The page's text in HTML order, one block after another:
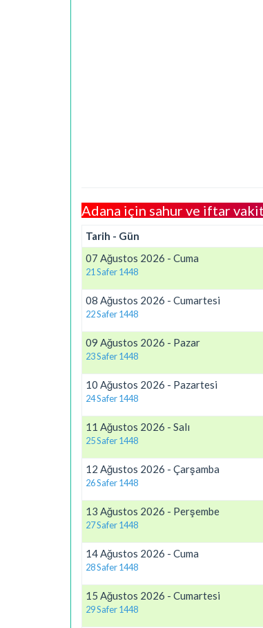
Adana için sahur ve iftar
Tarih - Gün
07 Ağustos 2026 - Cuma
21 Safer 1448
08 Ağustos 2026 - Cumartesi
22 Safer 1448
09 Ağustos 2026 - Pazar
23 Safer 1448
10 Ağustos 2026 - Pazartesi
24 Safer 1448
11 Ağustos 2026 - Salı
25 Safer 1448
12 Ağustos 2026 - Çarşamba
26 Safer 1448
13 Ağustos 2026 - Perşembe
27 Safer 1448
14 Ağustos 2026 - Cuma
28 Safer 1448
15 Ağustos 2026 - Cumartesi
29 Safer 1448